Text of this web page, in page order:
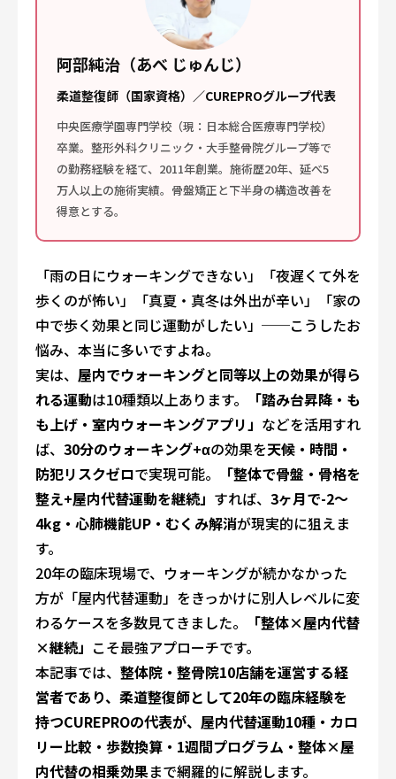
阿部純治（あべ じゅんじ）
柔道整復師（国家資格）／CUREPROグループ代表
中央医療学園専門学校（現：日本総合医療専門学校）
卒業。整形外科クリニック・大手整骨院グループ等で
の勤務経験を経て、2011年創業。施術歴20年、延べ5
万人以上の施術実績。骨盤矯正と下半身の構造改善を
得意とする。
「雨の日にウォーキングできない」「夜遅くて外を
歩くのが怖い」「真夏・真冬は外出が辛い」「家の
中で歩く効果と同じ運動がしたい」──こうしたお
悩み、本当に多いですよね。
実は、 屋内でウォーキングと同等以上の効果が得ら
れる運動は10種類以上あります。
「踏み台昇降・も
も上げ・室内ウォーキングアプリ」 などを活用すれ
ば、 30分のウォーキング+αの効果を天候・時間・
防犯リスクゼロで実現可能。
「整体で骨盤・骨格を
整え+屋内代替運動を継続」 すれば、 3ヶ月で-2〜
4kg・心肺機能UP・むくみ解消が現実的に狙えま
す。
20年の臨床現場で、ウォーキングが続かなかった
方が「屋内代替運動」をきっかけに別人レベルに変
わるケースを多数見てきました。
「整体×屋内代替
×継続」 こそ最強アプローチです。
本記事では、 整体院・整骨院10店舗を運営する経
営者であり、柔道整復師として20年の臨床経験を
持つCUREPROの代表が、屋内代替運動10種・カロ
リー比較・歩数換算・1週間プログラム・整体×屋
内代替の相乗効果まで網羅的に解説します。